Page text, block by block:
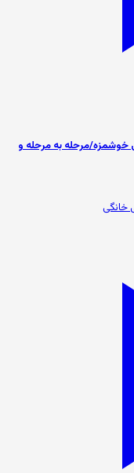
خوشمزه/مرحله به مرحله و